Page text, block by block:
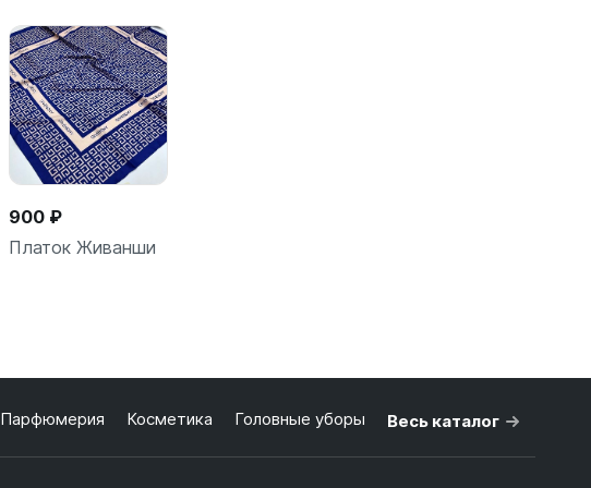
В корзину
900 ₽
Платок Живанши
Парфюмерия Косметика Головные уборы Весь каталог